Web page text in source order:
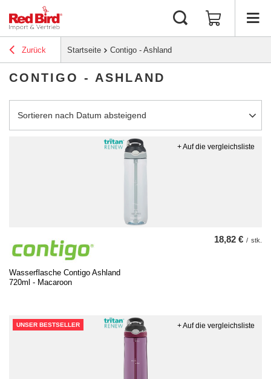
Zurück Startseite Contigo - Ashland
CONTIGO - ASHLAND
Sortierung ändern
Sortieren nach Datum absteigend
Wasserflasche Contigo Ashland
720ml - Macaroon
18,82 € / stk.
+ Auf die vergleichsliste
UNSER BESTSELLER + Auf die vergleichsliste